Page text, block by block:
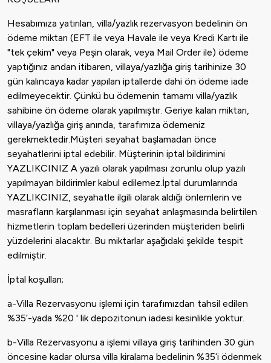
Hesabımıza yatırılan, villa/yazlık rezervasyon bedelinin ön
ödeme miktarı (EFT ile veya Havale ile veya Kredi Kartı ile
"tek çekim" veya Peşin olarak, veya Mail Order ile) ödeme
yaptığınız andan itibaren, villaya/yazlığa giriş tarihinize 30
gün kalıncaya kadar yapılan iptallerde dahi ön ödeme iade
edilmeyecektir. Çünkü bu ödemenin tamamı villa/yazlık
sahibine ön ödeme olarak yapılmıştır. Geriye kalan miktarı,
villaya/yazlığa giriş anında, tarafımıza ödemeniz
gerekmektedir.Müşteri seyahat başlamadan önce
seyahatlerini iptal edebilir. Müşterinin iptal bildirimini
YAZLIKCINIZ A yazılı olarak yapılması zorunlu olup yazılı
yapılmayan bildirimler kabul edilemez.İptal durumlarında
YAZLIKCINIZ, seyahatle ilgili olarak aldığı önlemlerin ve
masrafların karşılanması için seyahat anlaşmasında belirtilen
hizmetlerin toplam bedelleri üzerinden müşteriden belirli
yüzdelerini alacaktır. Bu miktarlar aşağıdaki şekilde tespit
edilmiştir.
İptal koşulları;
a-Villa Rezervasyonu işlemi için tarafımızdan tahsil edilen
%35’-yada %20 ' lik depozitonun iadesi kesinlikle yoktur.
b-Villa Rezervasyonu a işlemi villaya giriş tarihinden 30 gün
öncesine kadar olursa villa kiralama bedelinin %35‘i ödenmek